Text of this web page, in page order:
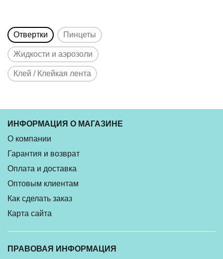
Отвертки Пинцеты
Жидкости и аэрозоли
Клей / Клейкая лента
ИНФОРМАЦИЯ О МАГАЗИНЕ
О компании
Гарантия и возврат
Оплата и доставка
Оптовым клиентам
Как сделать заказ
Карта сайта
ПРАВОВАЯ ИНФОРМАЦИЯ